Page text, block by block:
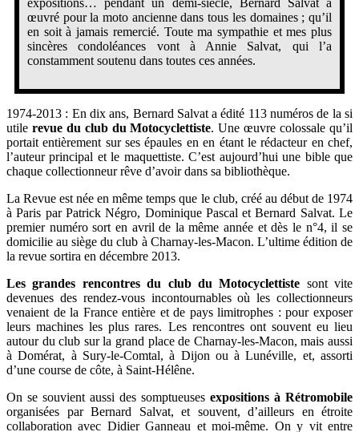
expositions… pendant un demi-siècle, Bernard Salvat a
œuvré pour la moto ancienne dans tous les domaines ; qu’il
en soit à jamais remercié. Toute ma sympathie et mes plus
sincères condoléances vont à Annie Salvat, qui l’a
constamment soutenu dans toutes ces années.
1974-2013 : En dix ans, Bernard Salvat a édité 113 numéros de la si
utile revue du club du Motocyclettiste. Une œuvre colossale qu’il
portait entièrement sur ses épaules en en étant le rédacteur en chef,
l’auteur principal et le maquettiste. C’est aujourd’hui une bible que
chaque collectionneur rêve d’avoir dans sa bibliothèque.
La Revue est née en même temps que le club, créé au début de 1974
à Paris par Patrick Négro, Dominique Pascal et Bernard Salvat. Le
premier numéro sort en avril de la même année et dès le n°4, il se
domicilie au siège du club à Charnay-les-Macon. L’ultime édition de
la revue sortira en décembre 2013.
Les grandes rencontres du club du Motocyclettiste sont vite
devenues des rendez-vous incontournables où les collectionneurs
venaient de la France entière et de pays limitrophes : pour exposer
leurs machines les plus rares. Les rencontres ont souvent eu lieu
autour du club sur la grand place de Charnay-les-Macon, mais aussi
à Domérat, à Sury-le-Comtal, à Dijon ou à Lunéville, et, assorti
d’une course de côte, à Saint-Hélêne.
On se souvient aussi des somptueuses expositions à Rétromobile
organisées par Bernard Salvat, et souvent, d’ailleurs en étroite
collaboration avec Didier Ganneau et moi-même. On y vit entre